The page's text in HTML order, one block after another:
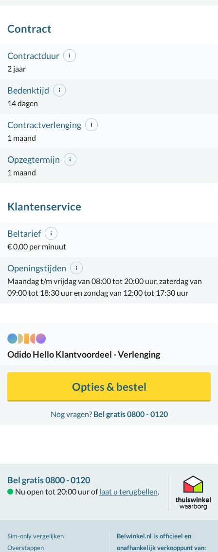
Contract
Contractduur
2 jaar
Bedenktijd
14 dagen
Contractverlenging
1 maand
Opzegtermijn
1 maand
Klantenservice
Beltarief
€ 0,00 per minuut
Openingstijden
Maandag t/m vrijdag van 08:00 tot 20:00 uur, zaterdag van
09:00 tot 18:30 uur en zondag van 12:00 tot 17:30 uur
OdidoHello Klantvoordeel - Verlenging
Nog vragen? Bel gratis 0800 - 0120
Opties & bestel
Bel gratis 0800 - 0120
Nu open tot 20:00 uur of laat u terugbellen.
Sim-only vergelijken
Overstappen
Belwinkel.nl is officieel en
onafhankelijk verkooppunt van: